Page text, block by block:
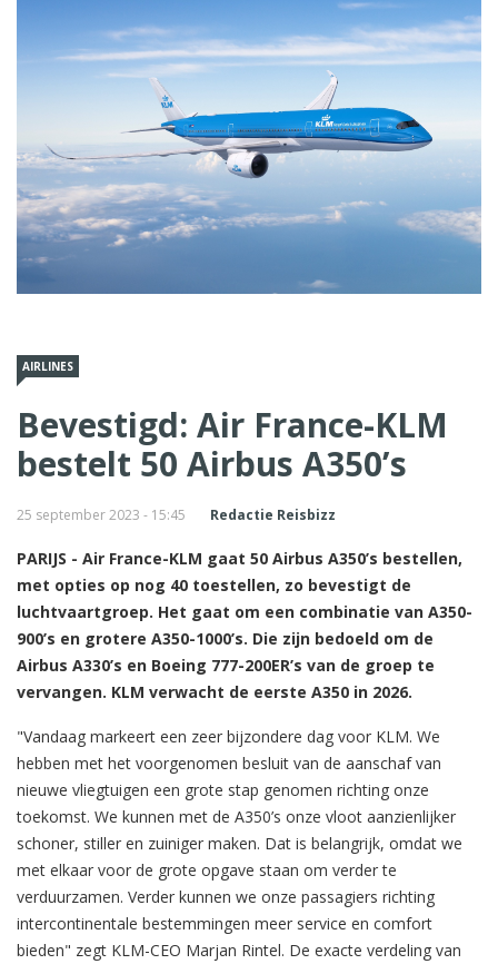
AIRLINES
Bevestigd: Air France-KLM
bestelt 50 Airbus A350’s
25 september 2023 - 15:45 Redactie Reisbizz
PARIJS - Air France-KLM gaat 50 Airbus A350’s bestellen,
met opties op nog 40 toestellen, zo bevestigt de
luchtvaartgroep. Het gaat om een combinatie van A350-
900’s en grotere A350-1000’s. Die zijn bedoeld om de
Airbus A330’s en Boeing 777-200ER’s van de groep te
vervangen. KLM verwacht de eerste A350 in 2026.
"Vandaag markeert een zeer bijzondere dag voor KLM. We
hebben met het voorgenomen besluit van de aanschaf van
nieuwe vliegtuigen een grote stap genomen richting onze
toekomst. We kunnen met de A350’s onze vloot aanzienlijker
schoner, stiller en zuiniger maken. Dat is belangrijk, omdat we
met elkaar voor de grote opgave staan om verder te
verduurzamen. Verder kunnen we onze passagiers richting
intercontinentale bestemmingen meer service en comfort
bieden" zegt KLM-CEO Marjan Rintel. De exacte verdeling van